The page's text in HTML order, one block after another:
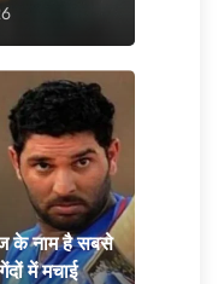
के नाम है सबसे
में मचाई